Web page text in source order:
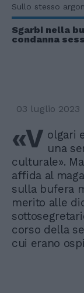
Sullo stesso
Sgarbi nella
condanna
03 luglio 2023
«V olgari
una
culturale».
affida al
sulla bufera
merito alle
corso della
cui erano